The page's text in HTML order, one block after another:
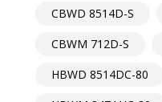
CBWD 8514D-S
CBWM 712D-S
HBWD 8514DC-80